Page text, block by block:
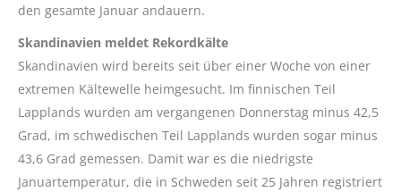
den gesamte Januar andauern.
Skandinavien meldet Rekordkälte
Skandinavien wird bereits seit über einer Woche von einer
extremen Kältewelle heimgesucht. Im finnischen Teil
Lapplands wurden am vergangenen Donnerstag minus 42,5
Grad, im schwedischen Teil Lapplands wurden sogar minus
43,6 Grad gemessen. Damit war es die niedrigste
Januartemperatur, die in Schweden seit 25 Jahren registriert